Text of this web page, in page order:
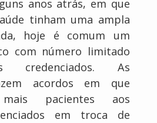
anos atrás, em que
tinham uma ampla
hoje é comum um
com número limitado
credenciados. As
acordos em que
mais pacientes aos
em troca de